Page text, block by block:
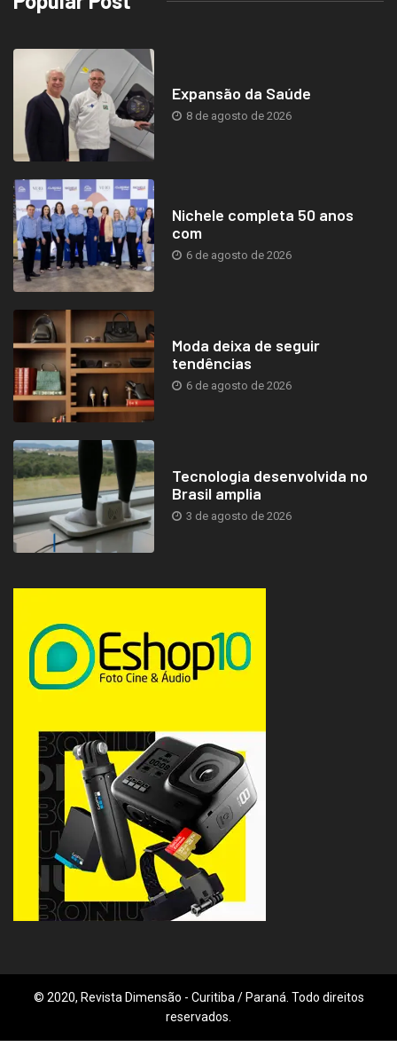
Expansão da Saúde
8 de agosto de 2026
Nichele completa 50 anos
com
6 de agosto de 2026
Moda deixa de seguir
tendências
6 de agosto de 2026
Tecnologia desenvolvida no
Brasil amplia
3 de agosto de 2026
© 2020, Revista Dimensão - Curitiba / Paraná. Todo direitos
reservados.